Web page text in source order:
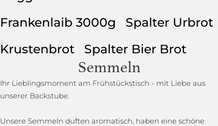
Frankenlaib 3000g
Spalter Urbrot
Krustenbrot
Spalter Bier Brot
Semmeln
Ihr Lieblingsmoment am Frühstückstisch - mit Liebe aus
unserer Backstube.
Unsere Semmeln duften aromatisch, haben eine schöne